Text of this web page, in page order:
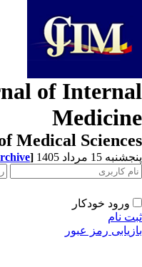
of
Medical
15 مرداد 1405 Archive]
ورود خودکار
نام
رمز عبور